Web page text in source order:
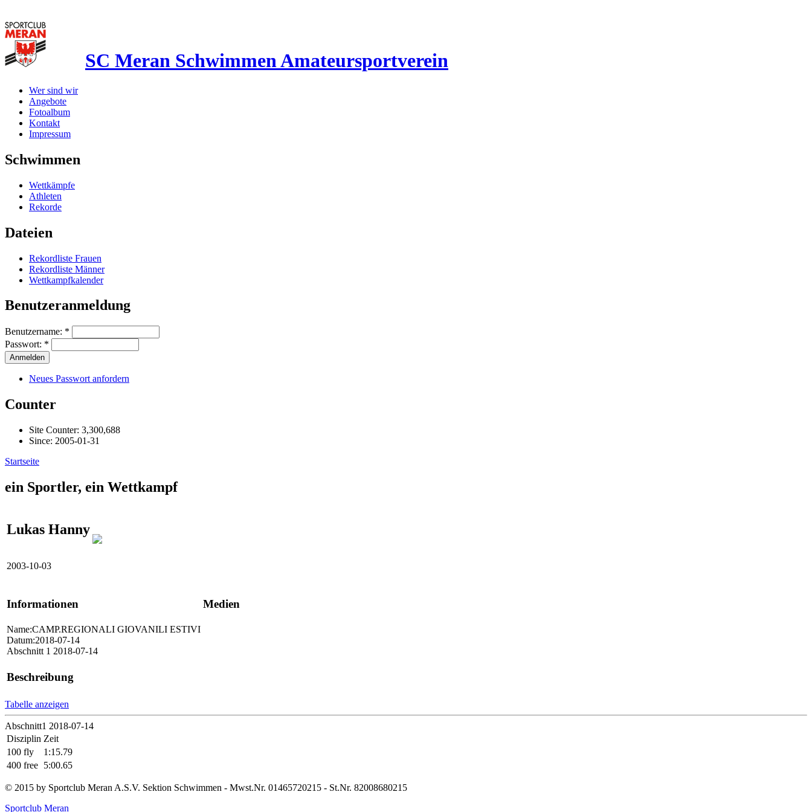
SC Meran SchwimmenAmateursportverein
Wer sind wir
Angebote
Fotoalbum
Kontakt
Impressum
Schwimmen
Wettkämpfe
Athleten
Rekorde
Dateien
Rekordliste Frauen
Rekordliste Männer
Wettkampfkalender
Benutzeranmeldung
Benutzername: *
Passwort: *
Neues Passwort anfordern
Counter
Site Counter: 3,300,688
Since: 2005-01-31
Startseite
ein Sportler, ein Wettkampf
Lukas Hanny
2003-10-03
Informationen Medien
Name:CAMP.REGIONALI GIOVANILI ESTIVI
Datum:2018-07-14
Abschnitt 1 2018-07-14
Beschreibung
Tabelle anzeigen
Abschnitt1 2018-07-14
Disziplin Zeit
100 fly
1:15.79
400 free 5:00.65
© 2015 by Sportclub Meran A.S.V. Sektion Schwimmen - Mwst.Nr. 01465720215 - St.Nr. 82008680215
Sportclub Meran